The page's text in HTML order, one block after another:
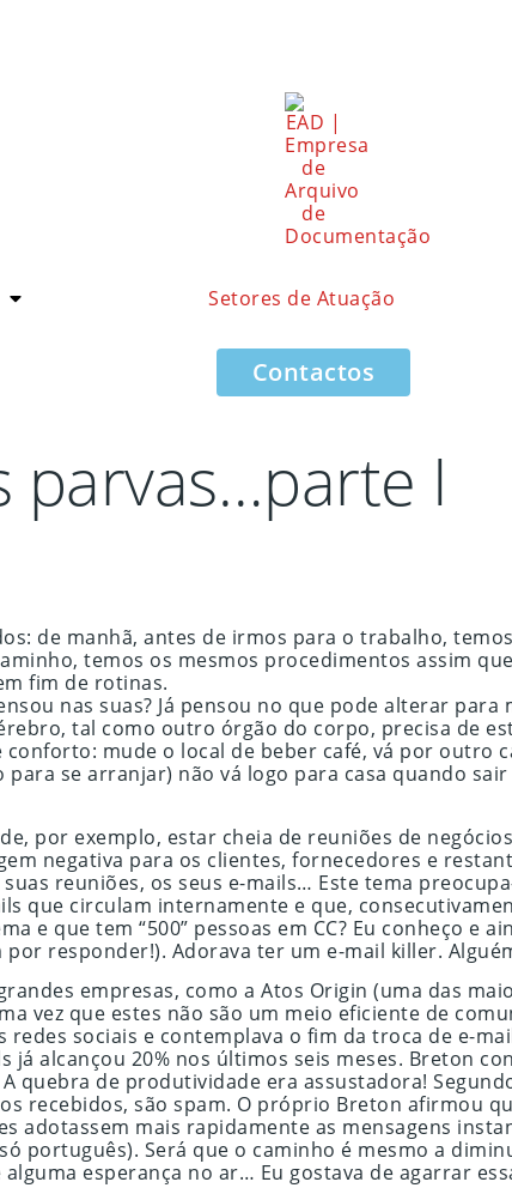
Setores de Atuação
Contactos
parvas…parte I
de manhã, antes de irmos para o trabalho,
temos os mesmos procedimentos assim
fim de rotinas.
nas suas? Já pensou no que pode alterar
tal como outro órgão do corpo, precisa de
conforto: mude o local de beber café, vá por
se arranjar) não vá logo para casa quando
por exemplo, estar cheia de reuniões de
negativa para os clientes, fornecedores e
reuniões, os seus e-mails… Este tema
que circulam internamente e que,
e que tem “500” pessoas em CC? Eu conheço e
responder!). Adorava ter um e-mail killer.
empresas, como a Atos Origin (uma das
vez que estes não são um meio eficiente de
sociais e contemplava o fim da troca de e-
já alcançou 20% nos últimos seis meses. Breton
quebra de produtividade era assustadora!
recebidos, são spam. O próprio Breton afirmou
adotassem mais rapidamente as mensagens
português). Será que o caminho é mesmo a
esperança no ar… Eu gostava de agarrar